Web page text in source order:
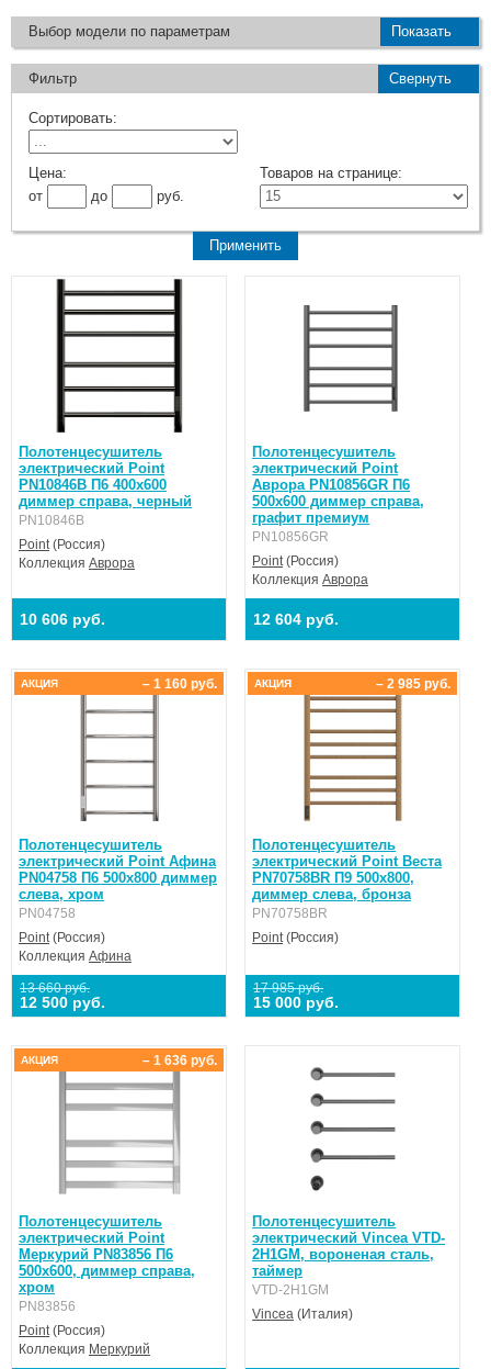
Выбор модели по параметрам Показать
Фильтр Свернуть
Сортировать:
Цена:
от
до руб.
Товаров на странице:
Полотенцесушитель
электрический Point
PN10846B П6 400x600
диммер справа, черный
PN10846B
Point (Россия)
Коллекция Аврора
10 606 руб.
Полотенцесушитель
электрический Point
Аврора PN10856GR П6
500x600 диммер справа,
графит премиум
PN10856GR
Point (Россия)
КоллекцияАврора
12 604 руб.
Полотенцесушитель
электрический Point Афина
PN04758 П6 500x800 диммер
слева, хром
PN04758
Point (Россия)
Коллекция Афина
13 660 руб.
12 500 руб.
– 1 160 руб.
АКЦИЯ
Полотенцесушитель
электрический Point Веста
PN70758BR П9 500x800,
диммер слева, бронза
PN70758BR
Point (Россия)
17 985 руб.
15 000 руб.
– 2 985 руб.
АКЦИЯ
Полотенцесушитель
электрический Point
Меркурий PN83856 П6
500x600, диммер справа,
хром
PN83856
Point (Россия)
Коллекция Меркурий
– 1 636 руб.
АКЦИЯ
Полотенцесушитель
электрический Vincea VTD-
2H1GM, вороненая сталь,
таймер
VTD-2H1GM
Vincea (Италия)